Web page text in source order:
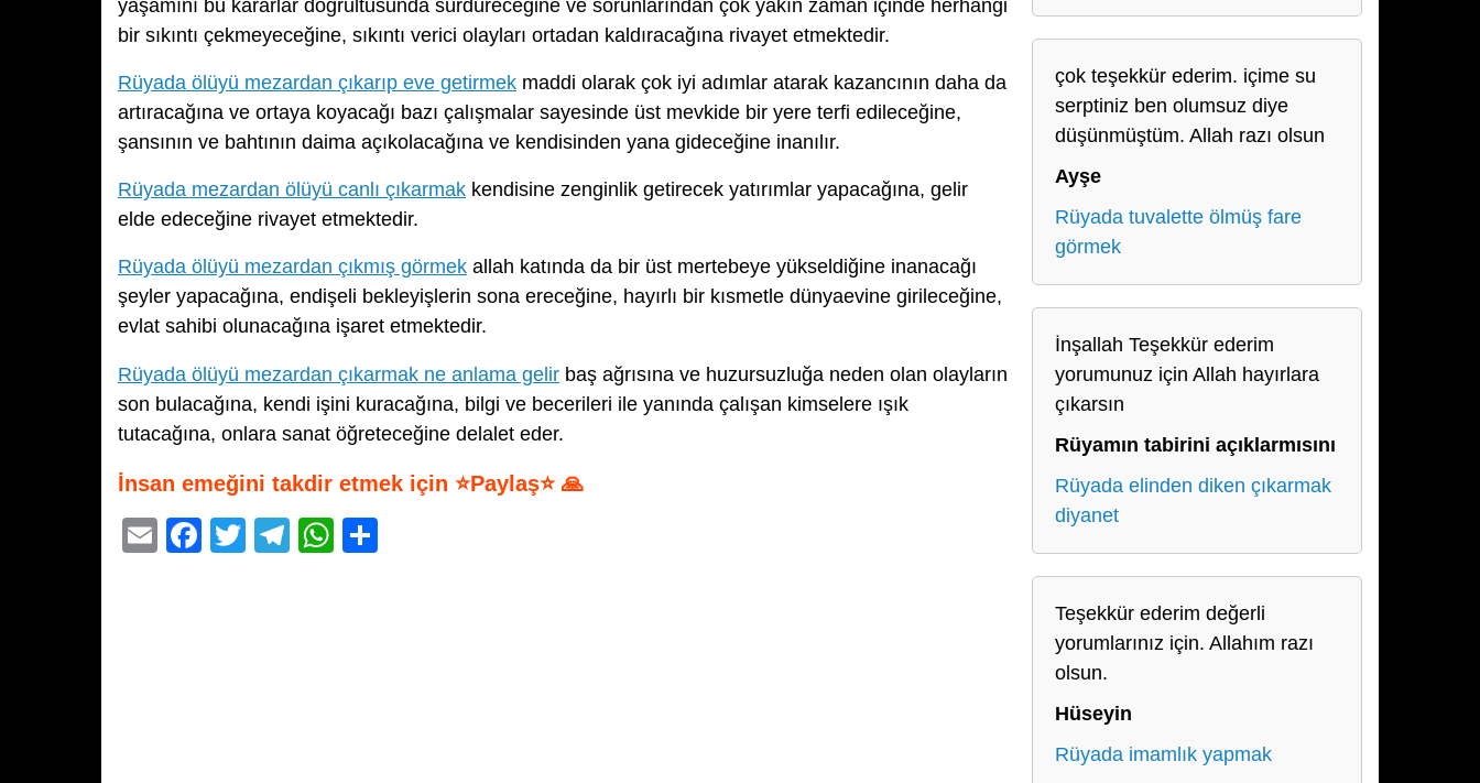
yaşamını bu kararlar doğrultusunda sürdüreceğine ve sorunlarından çok yakın zaman içinde herhangi
bir sıkıntı çekmeyeceğine, sıkıntı verici olayları ortadan kaldıracağına rivayet etmektedir.
Rüyada ölüyü mezardan çıkarıp eve getirmek maddi olarak çok iyi adımlar atarak kazancının daha da
artıracağına ve ortaya koyacağı bazı çalışmalar sayesinde üst mevkide bir yere terfi edileceğine,
şansının ve bahtının daima açıkolacağına ve kendisinden yana gideceğine inanılır.
Rüyada mezardan ölüyü canlı çıkarmak kendisine zenginlik getirecek yatırımlar yapacağına, gelir
elde edeceğine rivayet etmektedir.
Rüyada ölüyü mezardan çıkmış görmek allah katında da bir üst mertebeye yükseldiğine inanacağı
şeyler yapacağına, endişeli bekleyişlerin sona ereceğine, hayırlı bir kısmetle dünyaevine girileceğine,
evlat sahibi olunacağına işaret etmektedir.
Rüyada ölüyü mezardan çıkarmak ne anlama gelir baş ağrısına ve huzursuzluğa neden olan olayların
son bulacağına, kendi işini kuracağına, bilgi ve becerileri ile yanında çalışan kimselere ışık
tutacağına, onlara sanat öğreteceğine delalet eder.
İnsan emeğini takdir etmek için ⭐Paylaş⭐ 🙏
E
F
T
T
W
çok teşekkür ederim. içime su
serptiniz ben olumsuz diye
düşünmüştüm. Allah razı olsun
Ayşe
Rüyada tuvalette ölmüş fare
görmek
İnşallah Teşekkür ederim
yorumunuz için Allah hayırlara
çıkarsın
Rüyamın tabirini açıklarmısını
Rüyada elinden diken çıkarmak
diyanet
Teşekkür ederim değerli
yorumlarınız için. Allahım razı
olsun.
Hüseyin
Rüyada imamlık yapmak